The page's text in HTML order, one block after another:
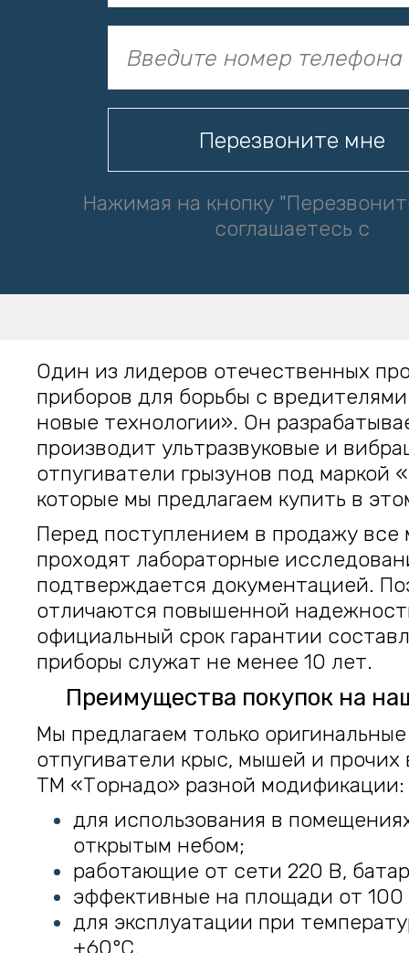
Нажимая на кнопку
соглашаетесь с
Один из лидеров отечественных
приборов для борьбы с
новые технологии». Он
производит ультразвуковые и
отпугиватели грызунов под маркой
которые мы предлагаем купить в
Перед поступлением в продажу все
проходят лабораторные
подтверждается документацией.
отличаются повышенной
официальный срок гарантии
приборы служат не менее 10 лет.
Преимущества покупок на
Мы предлагаем только оригинальные
отпугиватели крыс, мышей и прочих
ТМ «Торнадо» разной модификации:
для использования в
открытым небом;
работающие от сети 220 В,
эффективные на площади от 100
для эксплуатации при
+60°С.